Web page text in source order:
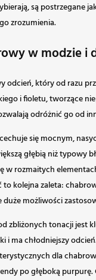
są postrzegane
zrozumienia.
w modzie i
który od razu
i fioletu, tworzące
odróżnić go od
się mocnym,
głębią niż typowy
w rozmaitych
kolejna zaleta:
możliwości
zbliżonych tonacji jest
i ma chłodniejszy
dla
po głęboką